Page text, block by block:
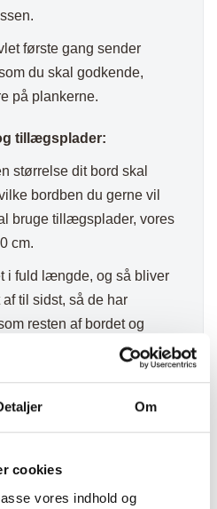
Om
cookies
vores indhold og
første gang sender
du skal godkende,
på plankerne.
tillægsplader:
størrelse dit bord skal
bordben du gerne vil
bruge tillægsplader, vores
cm.
i fuld længde, og så bliver
til sidst, så de har
resten af bordet og
det bliver aftørret,